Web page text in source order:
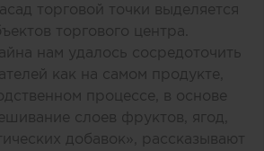
торговой точки выделяется
торгового центра.
нам удалось сосредоточить
как на самом продукте,
процессе, в основе
слоев фруктов, ягод,
добавок», рассказывают